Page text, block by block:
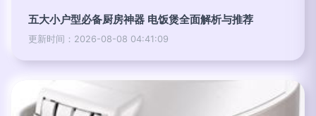
五大小户型必备厨房神器 电饭煲全面解析与推荐
更新时间：2026-08-08 04:41:09